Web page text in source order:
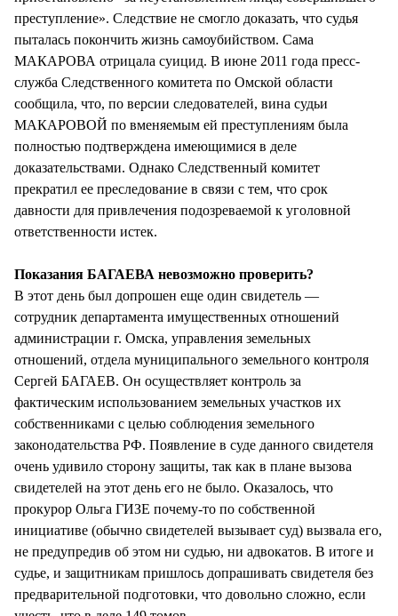
преступление». Следствие не смогло доказать, что судья
пыталась покончить жизнь самоубийством. Сама
МАКАРОВА отрицала суицид. В июне 2011 года пресс-
служба Следственного комитета по Омской области
сообщила, что, по версии следователей, вина судьи
МАКАРОВОЙ по вменяемым ей преступлениям была
полностью подтверждена имеющимися в деле
доказательствами. Однако Следственный комитет
прекратил ее преследование в связи с тем, что срок
давности для привлечения подозреваемой к уголовной
ответственности истек.
Показания БАГАЕВА невозможно проверить?
В этот день был допрошен еще один свидетель —
сотрудник департамента имущественных отношений
администрации г. Омска, управления земельных
отношений, отдела муниципального земельного контроля
Сергей БАГАЕВ. Он осуществляет контроль за
фактическим использованием земельных участков их
собственниками с целью соблюдения земельного
законодательства РФ. Появление в суде данного свидетеля
очень удивило сторону защиты, так как в плане вызова
свидетелей на этот день его не было. Оказалось, что
прокурор Ольга ГИЗЕ почему-то по собственной
инициативе (обычно свидетелей вызывает суд) вызвала его,
не предупредив об этом ни судью, ни адвокатов. В итоге и
судье, и защитникам пришлось допрашивать свидетеля без
предварительной подготовки, что довольно сложно, если